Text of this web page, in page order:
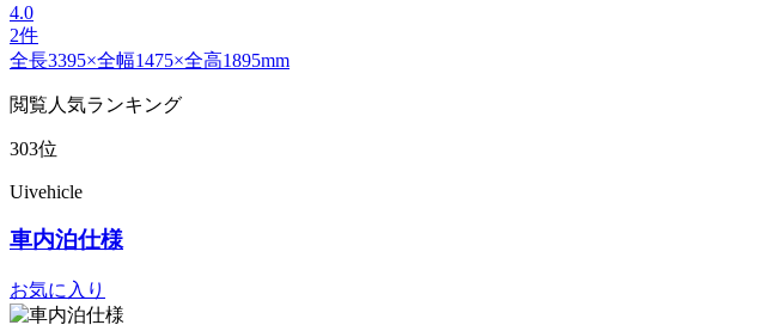
4.0
2件
全長3395×全幅1475×全高1895mm
閲覧人気ランキング
303位
Uivehicle
車内泊仕様
お気に入り